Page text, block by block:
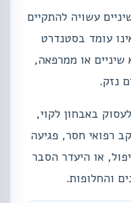
עשויה להתקיים
עומד בסטנדרט
או ממרפאה,
נזק.
באבחון לקוי,
רפואי חסר, פגיעה
או היעדר הסבר
והחלופות.